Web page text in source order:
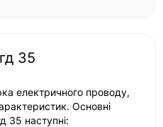
35
електричного проводу,
Основні
35 наступні: